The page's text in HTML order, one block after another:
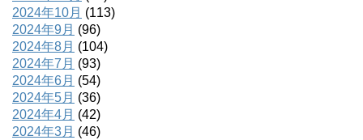
2024年10月 (113)
2024年9月 (96)
2024年8月 (104)
2024年7月 (93)
2024年6月 (54)
2024年5月 (36)
2024年4月 (42)
2024年3月 (46)